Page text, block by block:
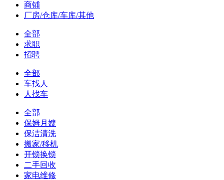
商铺
厂房/仓库/车库/其他
全部
求职
招聘
全部
车找人
人找车
全部
保姆月嫂
保洁清洗
搬家/移机
开锁换锁
二手回收
家电维修